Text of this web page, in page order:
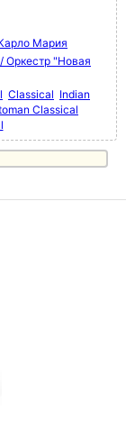
Мария
Оркестр "Новая
Classical Indian
Classical